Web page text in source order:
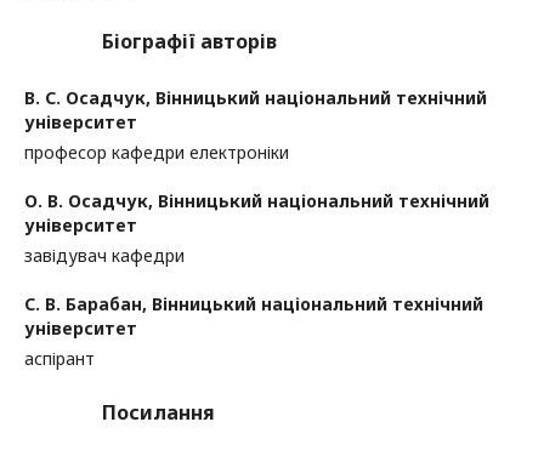
Біографії авторів
В. С. Осадчук, Вінницький національний технічний
університет
професор кафедри електроніки
О. В. Осадчук, Вінницький національний технічний
університет
завідувач кафедри
С. В. Барабан, Вінницький національний технічний
університет
аспірант
Посилання